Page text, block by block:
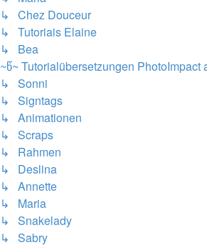
↳ Chez Douceur
↳ Tutoriais Elaine
↳ Bea
~წ~ Tutorialübersetzungen PhotoImpact
↳ Sonni
↳ Signtags
↳ Animationen
↳ Scraps
↳ Rahmen
↳ Deslina
↳ Annette
↳ Maria
↳ Snakelady
↳ Sabry